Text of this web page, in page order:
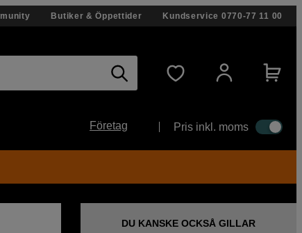
Butiker & Öppettider Kundservice 0770-77 11 00
Företag Pris inkl. moms
DU KANSKE OCKSÅ GILLAR